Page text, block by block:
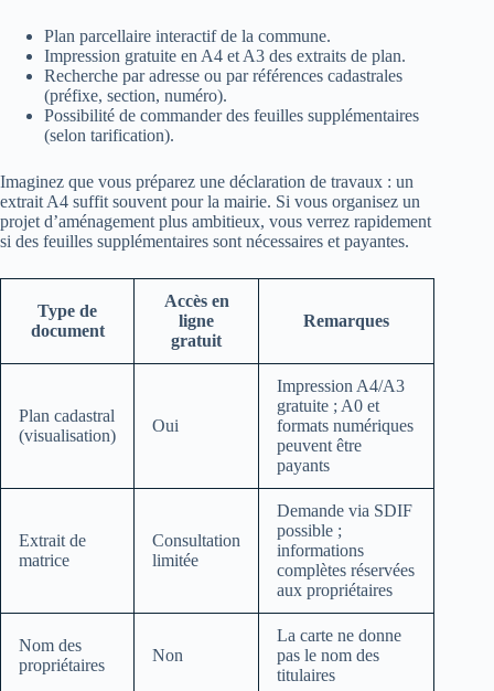
Plan parcellaire interactif de la commune.
Impression gratuite en A4 et A3 des extraits de plan.
Recherche par adresse ou par références cadastrales
(préfixe, section, numéro).
Possibilité de commander des feuilles supplémentaires
(selon tarification).
Imaginez que vous préparez une déclaration de travaux : un
extrait A4 suffit souvent pour la mairie. Si vous organisez un
projet d’aménagement plus ambitieux, vous verrez rapidement
si des feuilles supplémentaires sont nécessaires et payantes.
Type de
document
Accès en
ligne
gratuit
Remarques
Plan cadastral
(visualisation)
Oui
Impression A4/A3
gratuite ; A0 et
formats numériques
peuvent être
payants
Extrait de
matrice
Consultation
limitée
Demande via SDIF
possible ;
informations
complètes réservées
aux propriétaires
Nom des
propriétaires
Non
La carte ne donne
pas le nom des
titulaires